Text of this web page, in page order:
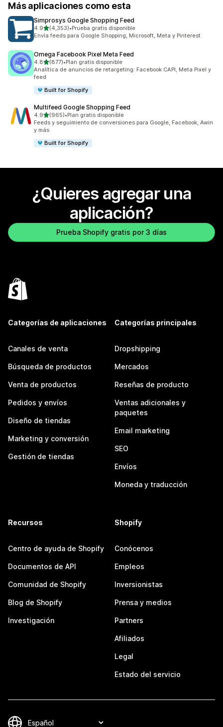
Más aplicaciones como esta
Simprosys Google Shopping Feed
4.9de 5 estrellas
(4,353)
4353 reseñas en total
•Prueba gratis disponible
Envía feeds para Google Shopping, Microsoft, Meta y Pinterest
Omega Facebook Pixel Meta Feed
4.8de 5 estrellas
(877)
877 reseñas en total
•Plan gratis disponible
Analítica de anuncios de retargeting: Facebook CAPI, Meta Pixel y
feed
Built for Shopify
Multifeed Google Shopping Feed
4.9de 5 estrellas
(965)
965 reseñas en total
•Plan gratis disponible
Feeds y seguimiento de conversiones para Google, Facebook, Awin
y más
Built for Shopify
¿Quieres agregar una
aplicación?
Prueba Shopify gratis por 3 días
Categorías de aplicaciones
Canales de venta
Búsqueda de productos
Venta de productos
Pedidos y envíos
Diseño de tiendas
Marketing y conversión
Gestión de tiendas
Categorías principales
Dropshipping
Mercados
Reseñas de producto
Ventas adicionales y
paquetes
Email marketing
SEO
Envíos
Moneda y traducción
Recursos
Centro de ayuda de Shopify
Documentos de API
Comunidad de Shopify
Blog de Shopify
Investigación
Shopify
Conócenos
Empleos
Inversionistas
Prensa y medios
Partners
Afiliados
Legal
Estado del servicio